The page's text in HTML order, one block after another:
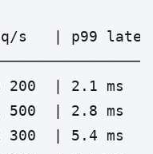
| p99
| 2.1 ms
| 2.8 ms
| 5.4 ms